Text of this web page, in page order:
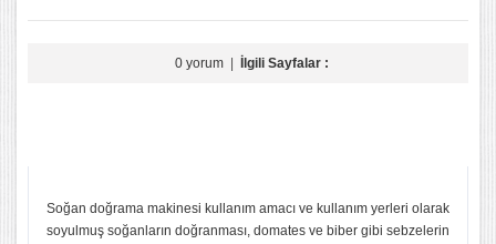
0 yorum| İlgili Sayfalar :
Soğan doğrama makinesi kullanım amacı ve kullanım yerleri olarak
soyulmuş soğanların doğranması, domates ve biber gibi sebzelerin